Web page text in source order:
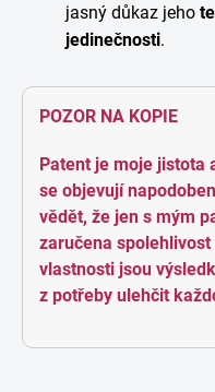
jasný důkaz jeho
jedinečnosti.
POZOR NA KOPIE
Patent je moje jistota
se objevují
vědět, že jen s mým
zaručena
vlastnosti jsou
z potřeby ulehčit